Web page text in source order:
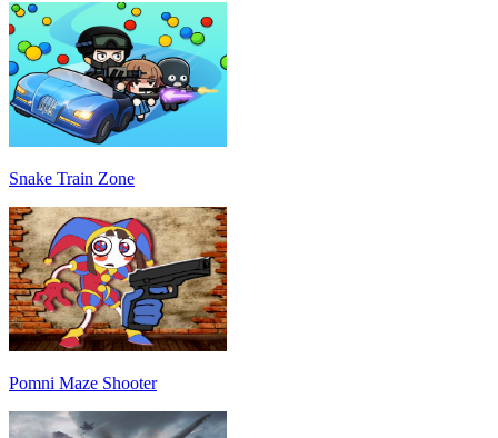
Snake Train Zone
Pomni Maze Shooter